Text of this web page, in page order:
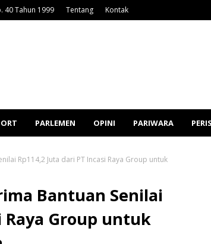
40 Tahun 1999 Tentang Kontak
PARLEMEN OPINI PARIWARA
Rp114,2 Juta dari PT Incasi Raya Group untuk
Bantuan Senilai
Raya Group untuk